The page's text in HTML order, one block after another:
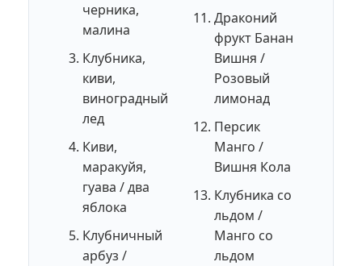
черника,
малина
Клубника,
киви,
виноградный
лед
Киви,
маракуйя,
гуава / два
яблока
Клубничный
арбуз /
Драконий
фрукт Банан
Вишня /
Розовый
лимонад
Персик
Манго /
Вишня Кола
Клубника со
льдом /
Манго со
льдом